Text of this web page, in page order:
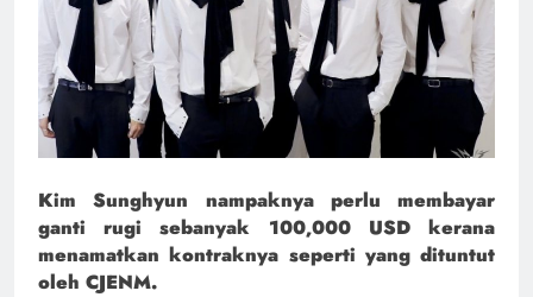
Kim Sunghyun nampaknya perlu membayar
ganti rugi sebanyak 100,000 USD kerana
menamatkan kontraknya seperti yang dituntut
oleh CJENM.